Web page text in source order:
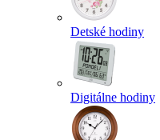
Detské hodiny
Digitálne hodiny